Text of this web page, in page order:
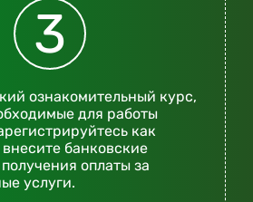
3
ознакомительный курс,
для работы
как
банковские
оплаты за
услуги.